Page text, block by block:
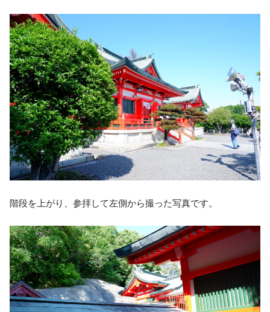
階段を上がり、参拝して左側から撮った写真です。